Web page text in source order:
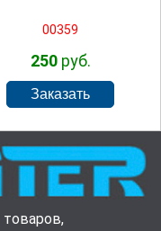
00359
250руб.